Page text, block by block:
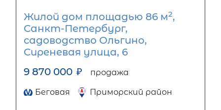
Жилой дом площадью 86 м2,
Санкт-Петербург,
садоводство Ольгино,
Сиреневая улица, 6
9 870 000 ₽ продажа
Беговая Приморский район